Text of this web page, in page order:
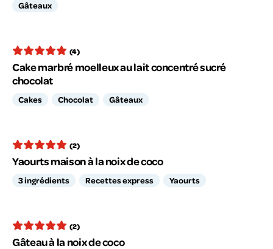
Gâteaux
(4)
Cake marbré moelleux au lait concentré sucré
chocolat
Cakes Chocolat Gâteaux
(2)
Yaourts maison à la noix de coco
3 ingrédients Recettes express Yaourts
(2)
Gâteau à la noix de coco